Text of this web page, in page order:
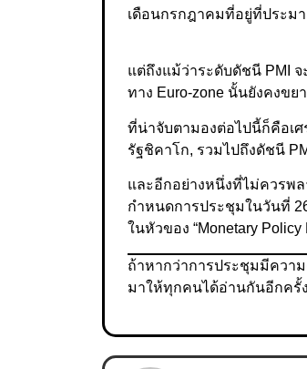
เดือนกรกฎาคมที่อยู่ที่ประม
แต่ถึงแม้ว่าระดับดัชนี PMI
ทาง Euro-zone นั้นยังคงขย
ที่น่าจับตามองต่อไปนี้ก็คือเ
รัฐชิคาโก, รวมไปถึงดัชนี
และอีกอย่างหนึ่งที่ไม่ควรพ
กำหนดการประชุมในวันที่
ในหัวของ “Monetary Policy
ถ้าหากว่าการประชุมมีควา
มาให้ทุกคนได้อ่านกันอีกครั้